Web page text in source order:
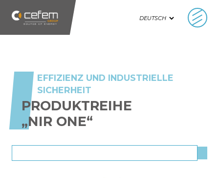
EFFIZIENZ UND INDUSTRIELLE
SICHERHEIT
PRODUKTREIHE
„NIR ONE“
Cookie-Einstellungen